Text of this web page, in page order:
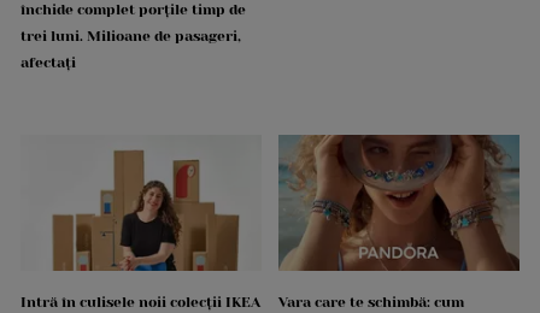
închide complet porțile timp de
trei luni. Milioane de pasageri,
afectați
Intră în culisele noii colecții IKEA
Vara care te schimbă: cum